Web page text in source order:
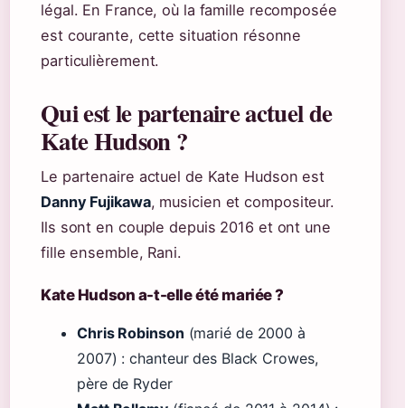
légal. En France, où la famille recomposée
est courante, cette situation résonne
particulièrement.
Qui est le partenaire actuel de
Kate Hudson ?
Le partenaire actuel de Kate Hudson est
Danny Fujikawa, musicien et compositeur.
Ils sont en couple depuis 2016 et ont une
fille ensemble, Rani.
Kate Hudson a-t-elle été mariée ?
Chris Robinson (marié de 2000 à
2007) : chanteur des Black Crowes,
père de Ryder